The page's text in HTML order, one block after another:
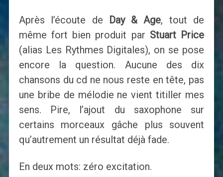
Après l’écoute de Day & Age, tout de
même fort bien produit par Stuart Price
(alias Les Rythmes Digitales), on se pose
encore la question. Aucune des dix
chansons du cd ne nous reste en tête, pas
une bribe de mélodie ne vient titiller mes
sens. Pire, l’ajout du saxophone sur
certains morceaux gâche plus souvent
qu’autrement un résultat déjà fade.
En deux mots: zéro excitation.